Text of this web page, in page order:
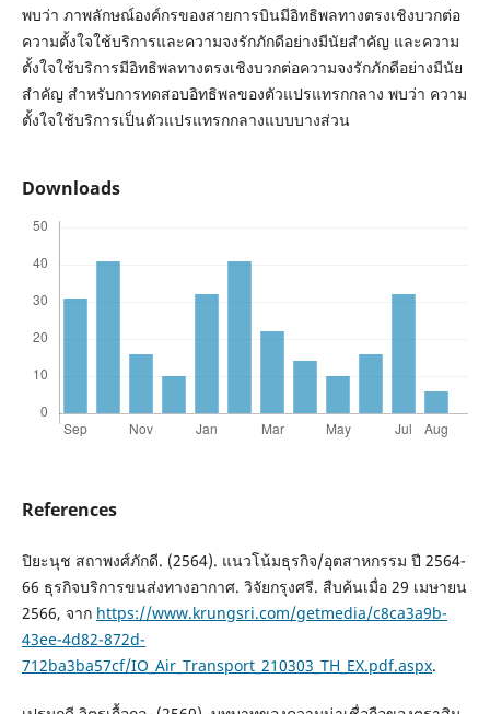
พบว่า ภาพลักษณ์องค์กรของสายการบินมีอิทธิพลทางตรงเชิงบวกต่อ
ความตั้งใจใช้บริการและความจงรักภักดีอย่างมีนัยสำคัญ และความ
ตั้งใจใช้บริการมีอิทธิพลทางตรงเชิงบวกต่อความจงรักภักดีอย่างมีนัย
สำคัญ สำหรับการทดสอบอิทธิพลของตัวแปรแทรกกลาง พบว่า ความ
ตั้งใจใช้บริการเป็นตัวแปรแทรกกลางแบบบางส่วน
Downloads
References
ปิยะนุช สถาพงศ์ภักดี. (2564). แนวโน้มธุรกิจ/อุตสาหกรรม ปี 2564-
66 ธุรกิจบริการขนส่งทางอากาศ. วิจัยกรุงศรี. สืบค้นเมื่อ 29 เมษายน
2566, จาก https://www.krungsri.com/getmedia/c8ca3a9b-
43ee-4d82-872d-
712ba3ba57cf/IO_Air_Transport_210303_TH_EX.pdf.aspx.